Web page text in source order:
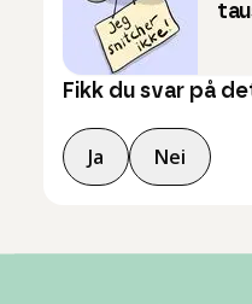
Fikk du svar på
Ja Nei